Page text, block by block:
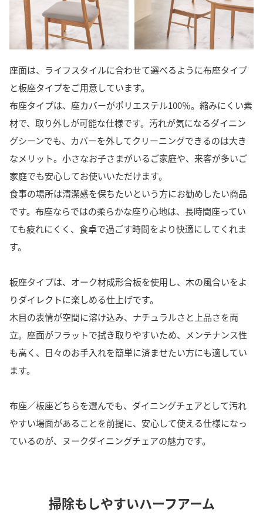
座面は、ライフスタイルに合わせて選べるように布座タイプ
と板座タイプをご用意しています。
布座タイプは、座カバーがポリエステル100％。縮みにくい素
材で、取り外しが可能な仕様です。汚れが気になるダイニン
グシーンでも、カバーを外してクリーニングできるのは大き
なメリット。小さなお子さまがいるご家庭や、来客が多いご
家庭でも安心してお使いいただけます。
食事の場所は清潔感を保ちたいという方にお勧めしたい商品
です。布座ならではの柔らかな座り心地は、長時間座ってい
ても疲れにくく、食卓で過ごす時間をより快適にしてくれま
す。
板座タイプは、オーク材成形合板を使用し、木の風合いをよ
りダイレクトに楽しめる仕上げです。
木目の表情が空間に溶け込み、ナチュラルさと上品さを両
立。座面がフラットで拭き取りやすいため、メンテナンス性
も高く、日々のお手入れを簡単に済ませたい方にも適してい
ます。
布座／板座どちらを選んでも、ダイニングチェアとして汚れ
やすい場面があることを前提に、安心して使える仕様になっ
ているのが、ヌークダイニングチェアの魅力です。
掃除もしやすいハーフアーム